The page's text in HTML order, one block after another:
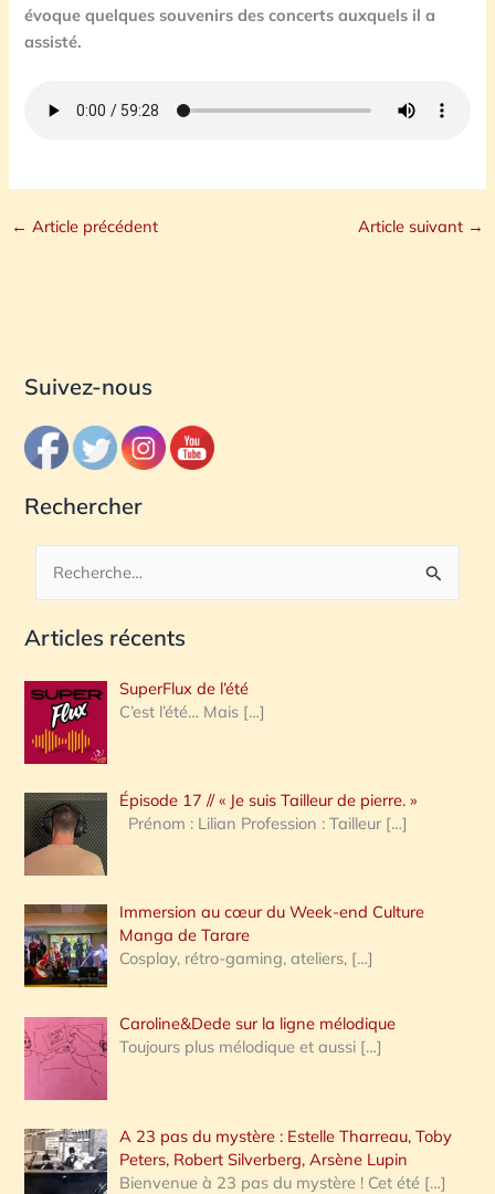
évoque quelques souvenirs des concerts auxquels il a
assisté.
← Article précédent Article suivant →
Suivez-nous
Rechercher
c
e
r
c
h
e
:
Articles récents
SuperFlux de l’été
C’est l’été… Mais […]
Épisode 17 // « Je suis Tailleur de pierre. »
Prénom : Lilian Profession : Tailleur […]
Immersion au cœur du Week-end Culture
Manga de Tarare
Cosplay, rétro-gaming, ateliers, […]
Caroline&Dede sur la ligne mélodique
Toujours plus mélodique et aussi […]
A 23 pas du mystère : Estelle Tharreau, Toby
Peters, Robert Silverberg, Arsène Lupin
Bienvenue à 23 pas du mystère ! Cet été […]